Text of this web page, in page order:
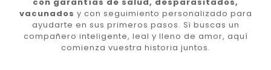
vacunados y con seguimiento personalizado para
ayudarte en sus primeros pasos. Si buscas un
compañero inteligente, leal y lleno de amor, aquí
comienza vuestra historia juntos.